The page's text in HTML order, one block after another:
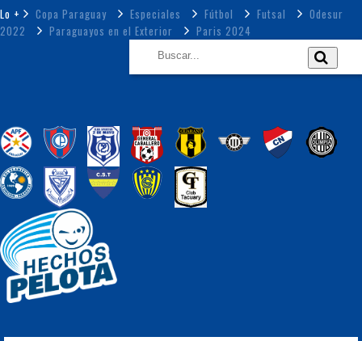
Lo + Copa Paraguay Especiales Fútbol Futsal
Odesur
2022
Paraguayos en el Exterior Paris 2024